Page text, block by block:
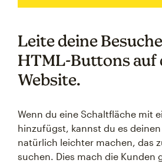
Leite deine
HTML-Buttons auf
Website.
Wenn du eine Schaltfläche mit
hinzufügst, kannst du es
natürlich leichter machen, das
suchen. Dies mach die Kunden